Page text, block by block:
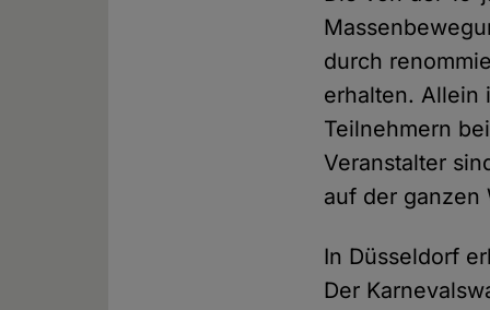
durch
erhalten. Allein
Teilnehmern
Veranstalter
auf der ganzen
In Düsseldorf
Der